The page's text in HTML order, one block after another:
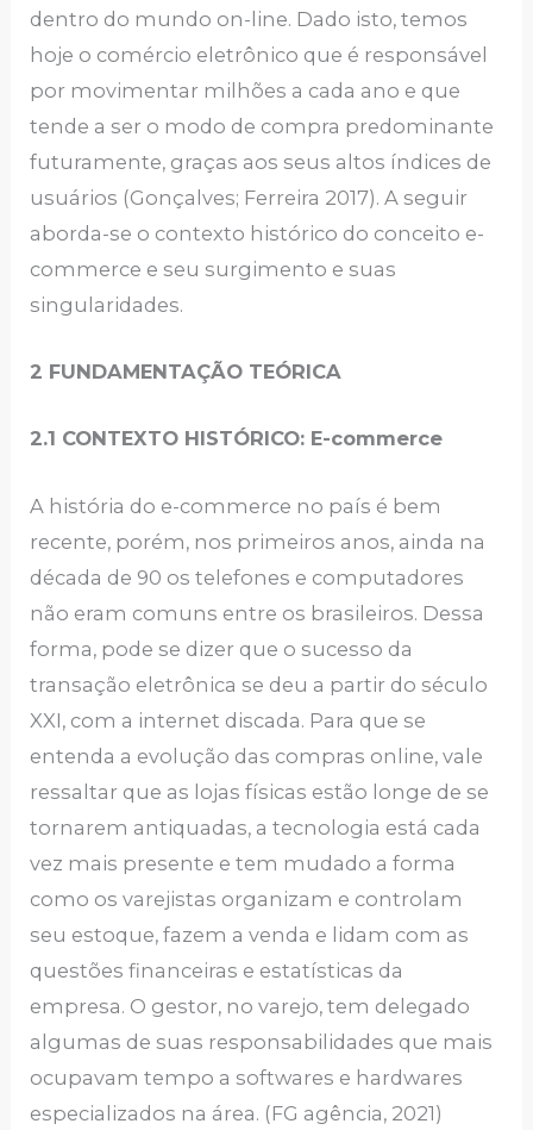
dentro do mundo on-line. Dado isto, temos
hoje o comércio eletrônico que é responsável
por movimentar milhões a cada ano e que
tende a ser o modo de compra predominante
futuramente, graças aos seus altos índices de
usuários (Gonçalves; Ferreira 2017). A seguir
aborda-se o contexto histórico do conceito e-
commerce e seu surgimento e suas
singularidades.
2 FUNDAMENTAÇÃO TEÓRICA
2.1 CONTEXTO HISTÓRICO: E-commerce
A história do e-commerce no país é bem
recente, porém, nos primeiros anos, ainda na
década de 90 os telefones e computadores
não eram comuns entre os brasileiros. Dessa
forma, pode se dizer que o sucesso da
transação eletrônica se deu a partir do século
XXI, com a internet discada. Para que se
entenda a evolução das compras online, vale
ressaltar que as lojas físicas estão longe de se
tornarem antiquadas, a tecnologia está cada
vez mais presente e tem mudado a forma
como os varejistas organizam e controlam
seu estoque, fazem a venda e lidam com as
questões financeiras e estatísticas da
empresa. O gestor, no varejo, tem delegado
algumas de suas responsabilidades que mais
ocupavam tempo a softwares e hardwares
especializados na área. (FG agência, 2021)